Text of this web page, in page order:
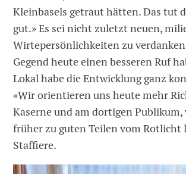
Kleinbasels getraut hätten. Das tut
gut.» Es sei nicht zuletzt neuen,
Wirtepersönlichkeiten zu
Gegend heute einen besseren Ruf
Lokal habe die Entwicklung ganz
«Wir orientieren uns heute mehr
Kaserne und am dortigen
früher zu guten Teilen vom Rotlicht
Staffiere.